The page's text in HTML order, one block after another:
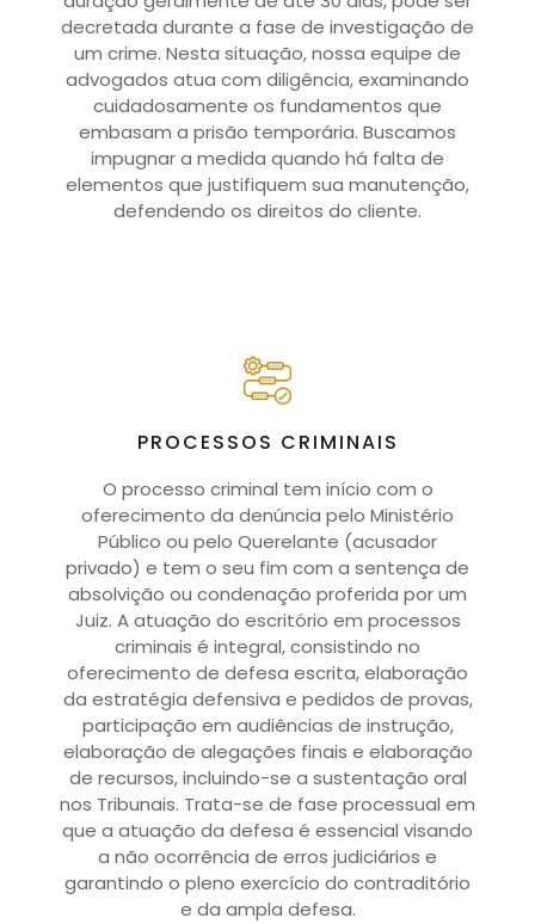
decretada durante a fase de investigação de
um crime. Nesta situação, nossa equipe de
advogados atua com diligência, examinando
cuidadosamente os fundamentos que
embasam a prisão temporária. Buscamos
impugnar a medida quando há falta de
elementos que justifiquem sua manutenção,
defendendo os direitos do cliente.
PROCESSOS CRIMINAIS
O processo criminal tem início com o
oferecimento da denúncia pelo Ministério
Público ou pelo Querelante (acusador
privado) e tem o seu fim com a sentença de
absolvição ou condenação proferida por um
Juiz. A atuação do escritório em processos
criminais é integral, consistindo no
oferecimento de defesa escrita, elaboração
da estratégia defensiva e pedidos de provas,
participação em audiências de instrução,
elaboração de alegações finais e elaboração
de recursos, incluindo-se a sustentação oral
nos Tribunais. Trata-se de fase processual em
que a atuação da defesa é essencial visando
a não ocorrência de erros judiciários e
garantindo o pleno exercício do contraditório
e da ampla defesa.